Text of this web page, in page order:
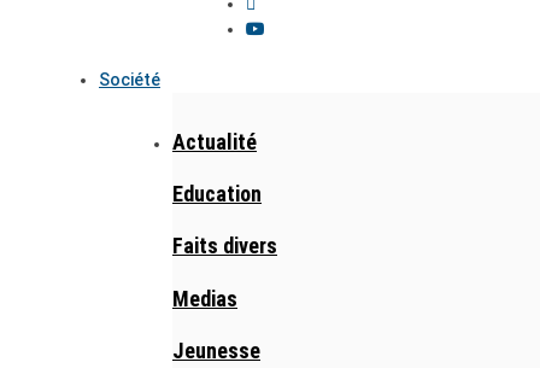
Société
Actualité
Education
Faits divers
Medias
Jeunesse